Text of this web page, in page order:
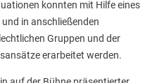
konnten mit Hilfe eines
in anschließenden
Gruppen und der
erarbeitet werden.